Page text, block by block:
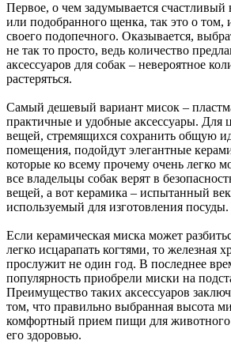
Первое, о чем задумывается счастливый
или подобранного щенка, так это о том,
своего подопечного. Оказывается,
не так то просто, ведь количество
аксессуаров для собак – невероятное
растеряться.
Самый дешевый вариант мисок –
практичные и удобные аксессуары. Для
вещей, стремящихся сохранить общую
помещения, подойдут элегантные
которые ко всему прочему очень легко
все владельцы собак верят в
вещей, а вот керамика – испытанный
используемый для изготовления посуды.
Если керамическая миска может
легко исцарапать когтями, то железная
прослужит не один год. В последнее
популярность приобрели миски на
Преимущество таких аксессуаров
том, что правильно выбранная высота
комфортный прием пищи для животного
его здоровью.